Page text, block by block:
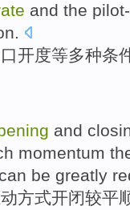
and the
口开度等多种条
and
momentum
can be greatly
方式开闭较平